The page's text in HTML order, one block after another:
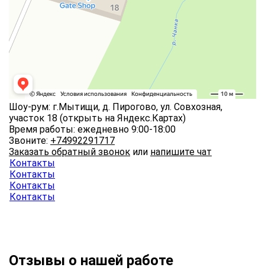
Шоу-рум: г.Мытищи, д. Пирогово, ул. Совхозная,
участок 18 (открыть на Яндекс.Картах)
Время работы: ежедневно 9:00-18:00
Звоните: +74992291717
Заказать обратный звонок или напишите чат
Контакты
Контакты
Контакты
Контакты
Отзывы о нашей работе